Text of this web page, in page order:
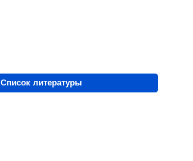
Список литературы